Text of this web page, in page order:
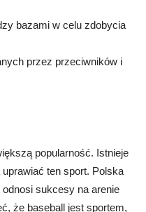
bazami w celu zdobycia
przez przeciwników i
popularność. Istnieje
ten sport. Polska
sukcesy na arenie
że baseball jest sportem,